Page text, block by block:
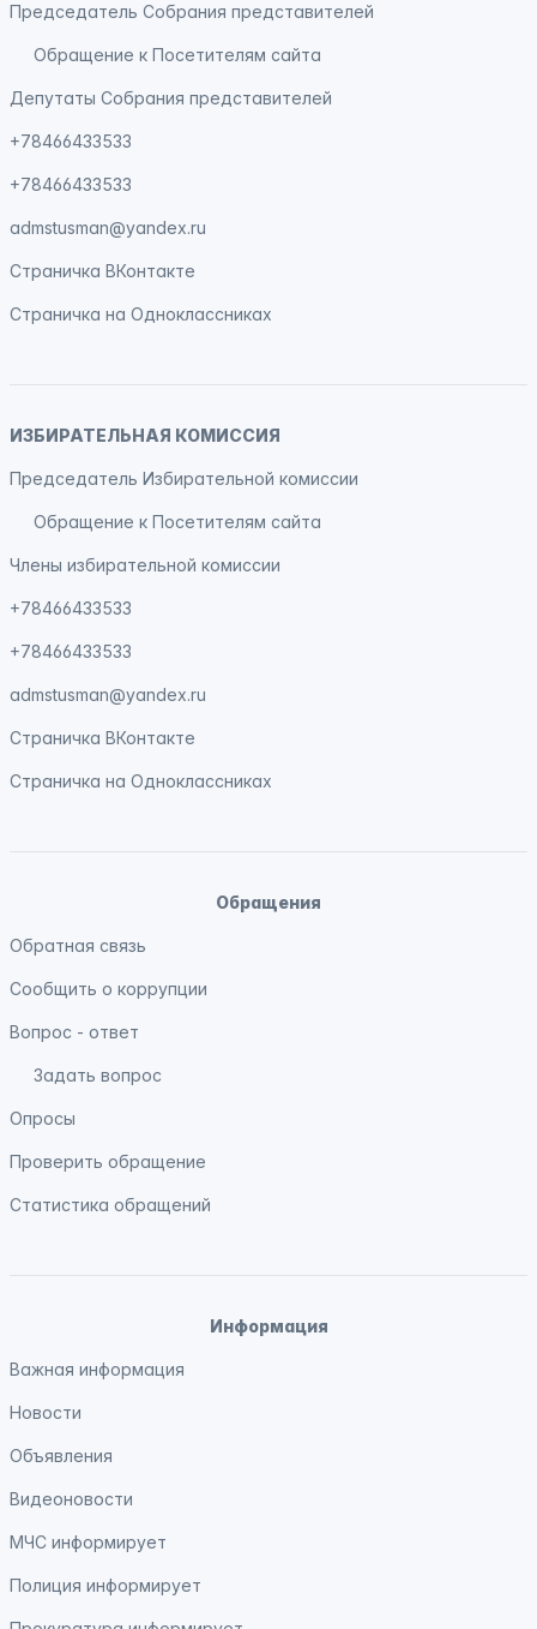
Председатель Собрания представителей
Обращение к Посетителям сайта
Депутаты Собрания представителей
+78466433533
+78466433533
admstusman@yandex.ru
Страничка ВКонтакте
Страничка на Одноклассниках
ИЗБИРАТЕЛЬНАЯ КОМИССИЯ
Председатель Избирательной комиссии
Обращение к Посетителям сайта
Члены избирательной комиссии
+78466433533
+78466433533
admstusman@yandex.ru
Страничка ВКонтакте
Страничка на Одноклассниках
Обращения
Обратная связь
Сообщить о коррупции
Вопрос - ответ
Задать вопрос
Опросы
Проверить обращение
Статистика обращений
Информация
Важная информация
Новости
Объявления
Видеоновости
МЧС информирует
Полиция информирует